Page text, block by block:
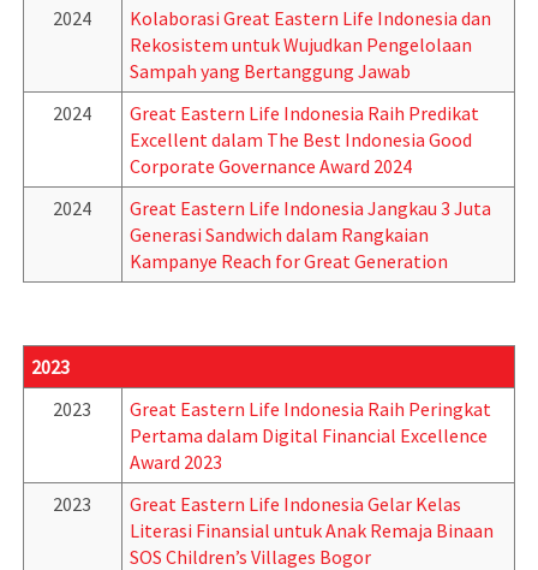
2024
Kolaborasi Great Eastern Life Indonesia dan
Rekosistem untuk Wujudkan Pengelolaan
Sampah yang Bertanggung Jawab
2024
Great Eastern Life Indonesia Raih Predikat
Excellent dalam The Best Indonesia Good
Corporate Governance Award 2024
2024
Great Eastern Life Indonesia Jangkau 3 Juta
Generasi Sandwich dalam Rangkaian
Kampanye Reach for Great Generation
2023
2023
Great Eastern Life Indonesia Raih Peringkat
Pertama dalam Digital Financial Excellence
Award 2023
2023
Great Eastern Life Indonesia Gelar Kelas
Literasi Finansial untuk Anak Remaja Binaan
SOS Children’s Villages Bogor